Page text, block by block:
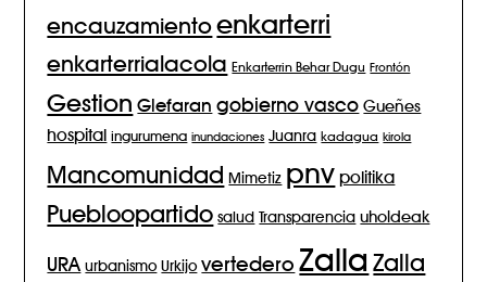
encauzamiento enkarterri
enkarterrialacola Enkarterrin Behar Dugu Frontón
Gestion Glefaran gobierno vasco Gueñes
hospital ingurumena inundaciones Juanra kadagua kirola
Mancomunidad Mimetiz pnv politika
Puebloopartido salud Transparencia uholdeak
URA urbanismo Urkijo vertedero Zalla Zalla